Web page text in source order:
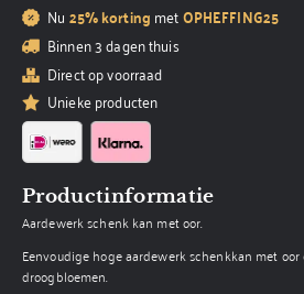
Nu 25% korting metOPHEFFING25
Binnen 3 dagen thuis
Direct op voorraad
Unieke producten
Productinformatie
Aardewerk schenk kan met oor.
Eenvoudige hoge aardewerk schenkkan met
droogbloemen.